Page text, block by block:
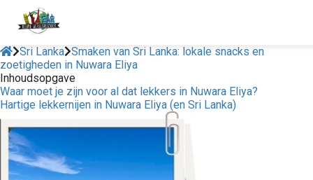
Sri Lanka Smaken van Sri Lanka: lokale snacks en
zoetigheden in Nuwara Eliya
Inhoudsopgave
Waar moet je zijn voor al dat lekkers in Nuwara Eliya?
Hartige lekkernijen in Nuwara Eliya (en Sri Lanka)